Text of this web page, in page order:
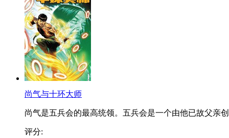
尚气与十环大师
尚气是五兵会的最高统领。五兵会是一个由他已故父亲
评分: